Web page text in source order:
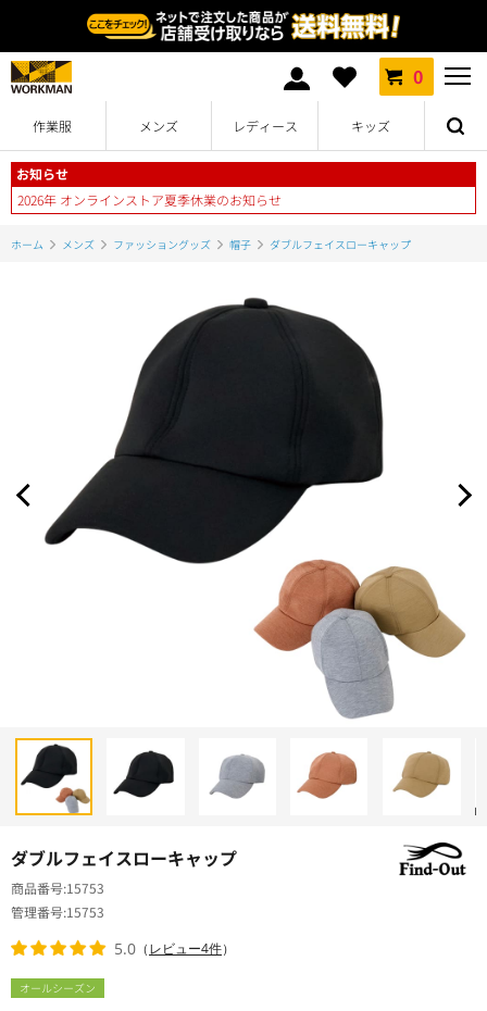
0
作業服 メンズ レディース キッズ
お知らせ
2026年 オンラインストア夏季休業のお知らせ
ホーム メンズ ファッショングッズ 帽子 ダブルフェイスローキャップ
ダブルフェイスローキャップ
オールシーズン
商品番号 15753
管理番号 15753
5.0 （レビュー4件）